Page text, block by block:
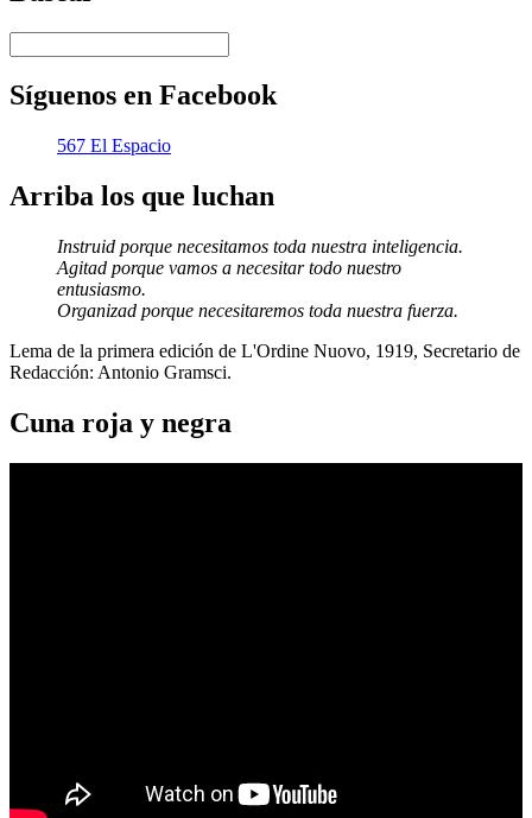
Síguenos en Facebook
567 El Espacio
Arriba los que luchan
Instruid porque necesitamos toda nuestra inteligencia.
Agitad porque vamos a necesitar todo nuestro
entusiasmo.
Organizad porque necesitaremos toda nuestra fuerza.
Lema de la primera edición de L'Ordine Nuovo, 1919, Secretario de
Redacción: Antonio Gramsci.
Cuna roja y negra